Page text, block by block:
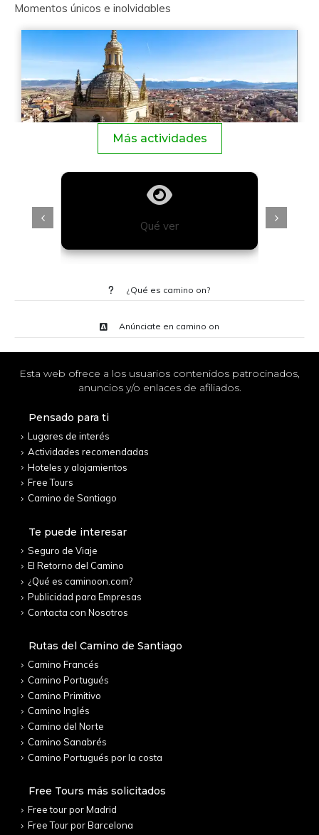
Momentos únicos e inolvidables
Más actividades
Qué ver
¿Qué es camino on?
Anúnciate en camino on
Esta web ofrece a los usuarios contenidos patrocinados,
anuncios y/o enlaces de afiliados.
Pensado para ti
Lugares de interés
Actividades recomendadas
Hoteles y alojamientos
Free Tours
Camino de Santiago
Te puede interesar
Seguro de Viaje
El Retorno del Camino
¿Qué es caminoon.com?
Publicidad para Empresas
Contacta con Nosotros
Rutas del Camino de Santiago
Camino Francés
Camino Portugués
Camino Primitivo
Camino Inglés
Camino del Norte
Camino Sanabrés
Camino Portugués por la costa
Free Tours más solicitados
Free tour por Madrid
Free Tour por Barcelona